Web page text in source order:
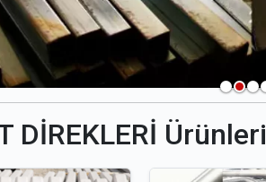
DİREKLERİ Ürünleri